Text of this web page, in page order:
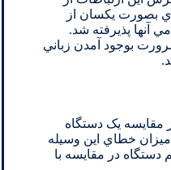
گيري بصورت يکسان از
آنها پذيرفته شد.
بوجود آمدن زباني
مقايسه يک دستگاه
ميزان خطاي اين وسيله
در مقايسه با